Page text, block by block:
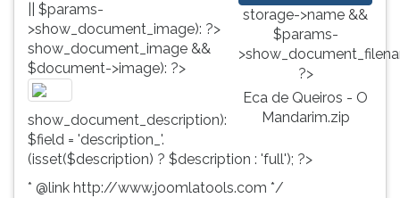
storage->name &&
$params-
?>
Eca de Queiros - O
Mandarim.zip
|| $params-
>show_document_image): ?>
show_document_image &&
$document->image): ?>
show_document_description):
$field = 'description_'.
(isset($description) ? $description : 'full'); ?>
* @link http://www.joomlatools.com */